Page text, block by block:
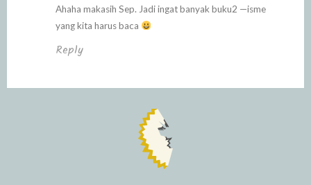
Ahaha makasih Sep. Jadi ingat banyak buku2 —isme
yang kita harus baca
Reply